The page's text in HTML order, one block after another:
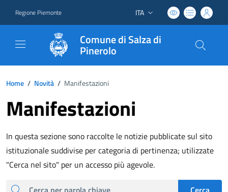
Regione Piemonte Lingua attiva:
ITA
Comune di Salza di
Pinerolo
Home / Novità / Manifestazioni
Manifestazioni
In questa sezione sono raccolte le notizie pubblicate sul sito
istituzionale suddivise per categoria di pertinenza; utilizzate
"Cerca nel sito" per un accesso più agevole.
cerca